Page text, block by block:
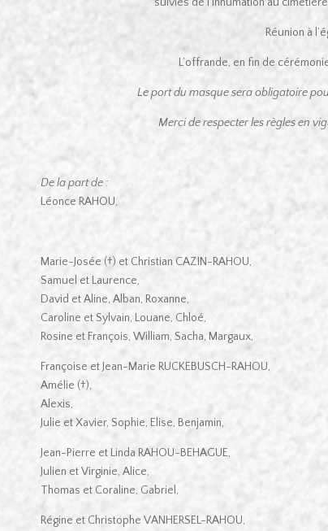
Réunion à
L’offrande, en fin de
Le port du masque sera obligatoire
Merci de respecter les règles en
De la part de :
Léonce RAHOU,
Marie-Josée (†) et Christian CAZIN-RAHOU,
Samuel et Laurence,
David et Aline, Alban, Roxanne,
Caroline et Sylvain, Louane, Chloé,
Rosine et François, William, Sacha, Margaux,
Françoise et Jean-Marie RUCKEBUSCH-RAHOU,
Amélie (†),
Alexis,
Julie et Xavier, Sophie, Elise, Benjamin,
Jean-Pierre et Linda RAHOU-BEHAGUE,
Julien et Virginie, Alice,
Thomas et Coraline, Gabriel,
Régine et Christophe VANHERSEL-RAHOU,